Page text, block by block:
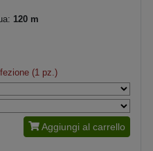
120 m
(1 pz.)
Aggiungi al carrello